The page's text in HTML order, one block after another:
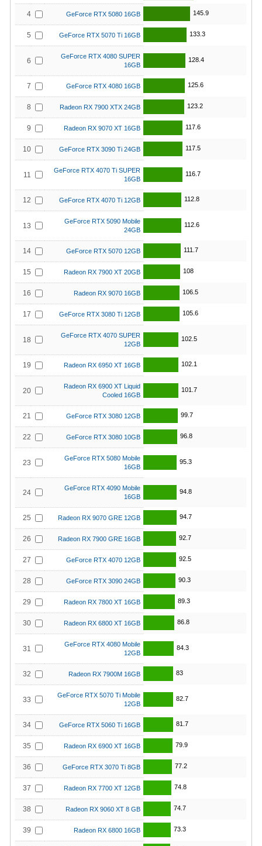
4 GeForce RTX 5080 16GB 145.9
5 GeForce RTX 5070 Ti 16GB 133.3
6
GeForce RTX 4080 SUPER
16GB
128.4
7 GeForce RTX 4080 16GB 125.6
8 Radeon RX 7900 XTX 24GB 123.2
9 Radeon RX 9070 XT 16GB 117.6
10 GeForce RTX 3090 Ti 24GB 117.5
11
GeForce RTX 4070 Ti SUPER
16GB
116.7
12 GeForce RTX 4070 Ti 12GB 112.8
13
GeForce RTX 5090 Mobile
24GB
112.6
14 GeForce RTX 5070 12GB 111.7
15 Radeon RX 7900 XT 20GB 108
16 Radeon RX 9070 16GB 106.5
17 GeForce RTX 3080 Ti 12GB 105.6
18
GeForce RTX 4070 SUPER
12GB
102.5
19 Radeon RX 6950 XT 16GB 102.1
20
Radeon RX 6900 XT Liquid
Cooled 16GB
101.7
21 GeForce RTX 3080 12GB 99.7
22 GeForce RTX 3080 10GB 96.8
23
GeForce RTX 5080 Mobile
16GB
95.3
24
GeForce RTX 4090 Mobile
16GB
94.8
25 Radeon RX 9070 GRE 12GB 94.7
26 Radeon RX 7900 GRE 16GB 92.7
27 GeForce RTX 4070 12GB 92.5
28 GeForce RTX 3090 24GB 90.3
29 Radeon RX 7800 XT 16GB 89.3
30 Radeon RX 6800 XT 16GB 86.8
31
GeForce RTX 4080 Mobile
12GB
84.3
32 Radeon RX 7900M 16GB 83
33
GeForce RTX 5070 Ti Mobile
12GB
82.7
34 GeForce RTX 5060 Ti 16GB 81.7
35 Radeon RX 6900 XT 16GB 79.9
36 GeForce RTX 3070 Ti 8GB 77.2
37 Radeon RX 7700 XT 12GB 74.8
38 Radeon RX 9060 XT 8 GB 74.7
39 Radeon RX 6800 16GB 73.3